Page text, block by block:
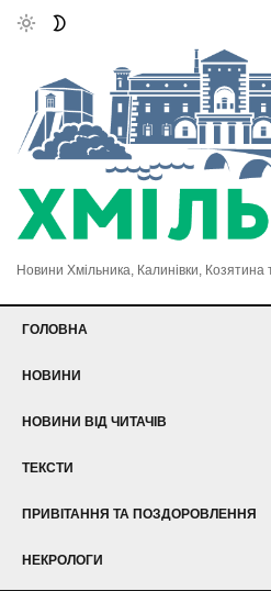
Новини Хмільника, Калинівки, Козятина
ГОЛОВНА
НОВИНИ
НОВИНИ ВІД ЧИТАЧІВ
ТЕКСТИ
ПРИВІТАННЯ ТА ПОЗДОРОВЛЕННЯ
НЕКРОЛОГИ